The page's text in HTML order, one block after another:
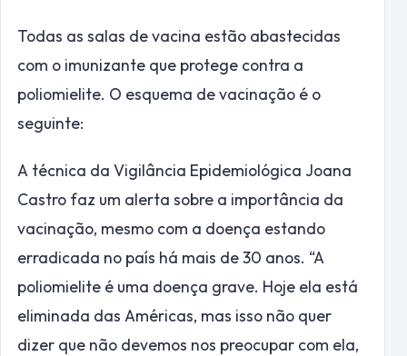
Todas as salas de vacina estão abastecidas
com o imunizante que protege contra a
poliomielite. O esquema de vacinação é o
seguinte:
A técnica da Vigilância Epidemiológica Joana
Castro faz um alerta sobre a importância da
vacinação, mesmo com a doença estando
erradicada no país há mais de 30 anos. “A
poliomielite é uma doença grave. Hoje ela está
eliminada das Américas, mas isso não quer
dizer que não devemos nos preocupar com ela,